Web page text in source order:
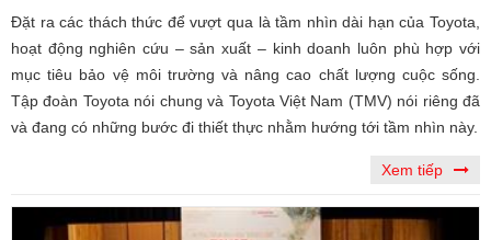
Đặt ra các thách thức để vượt qua là tầm nhìn dài hạn của Toyota,
hoạt động nghiên cứu – sản xuất – kinh doanh luôn phù hợp với
mục tiêu bảo vệ môi trường và nâng cao chất lượng cuộc sống.
Tập đoàn Toyota nói chung và Toyota Việt Nam (TMV) nói riêng đã
và đang có những bước đi thiết thực nhằm hướng tới tầm nhìn này.
Xem tiếp